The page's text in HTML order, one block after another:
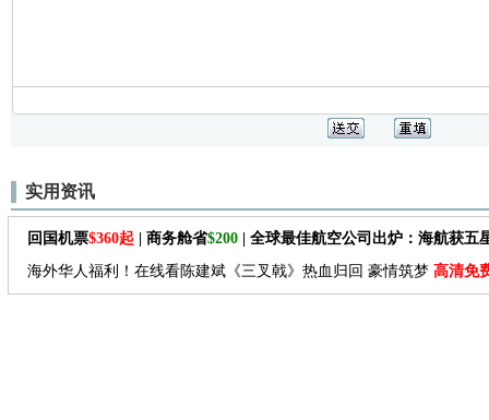
实用资讯
回国机票$360起 | 商务舱省$200 | 全球最佳航空公司出炉：海航获五
海外华人福利！在线看陈建斌《三叉戟》热血归回 豪情筑梦 高清免